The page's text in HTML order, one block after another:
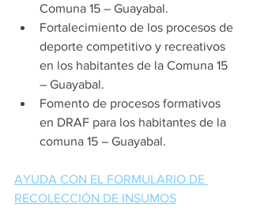
Comuna 15 – Guayabal.
Fortalecimiento de los procesos de
deporte competitivo y recreativos
en los habitantes de la Comuna 15
– Guayabal.
Fomento de procesos formativos
en DRAF para los habitantes de la
comuna 15 – Guayabal.
AYUDA CON EL FORMULARIO DE
RECOLECCIÓN DE INSUMOS